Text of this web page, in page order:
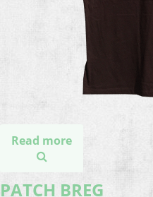
Read more
PATCH BREG